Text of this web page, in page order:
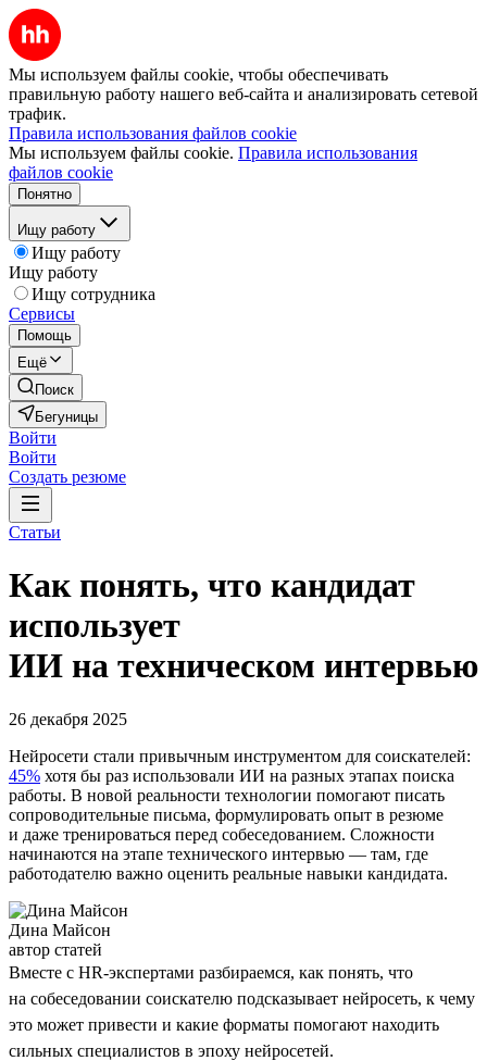
Мы используем файлы cookie, чтобы обеспечивать
правильную работу нашего веб-сайта и анализировать сетевой
трафик.
Правила использования файлов cookie
Мы используем файлы cookie. Правила использования
файлов cookie
Понятно
Ищу работу
Ищу работу
Ищу работу
Ищу сотрудника
Сервисы
Помощь
Ещё
Поиск
Бегуницы
Войти
Войти
Создать резюме
Статьи
Как понять, что кандидат
использует
ИИ на техническом интервью
26 декабря 2025
Нейросети стали привычным инструментом для соискателей:
45% хотя бы раз использовали ИИ на разных этапах поиска
работы. В новой реальности технологии помогают писать
сопроводительные письма, формулировать опыт в резюме
и даже тренироваться перед собеседованием. Сложности
начинаются на этапе технического интервью — там, где
работодателю важно оценить реальные навыки кандидата.
Дина Майсон
автор статей
Вместе с HR-экспертами разбираемся, как понять, что
на собеседовании соискателю подсказывает нейросеть, к чему
это может привести и какие форматы помогают находить
сильных специалистов в эпоху нейросетей.